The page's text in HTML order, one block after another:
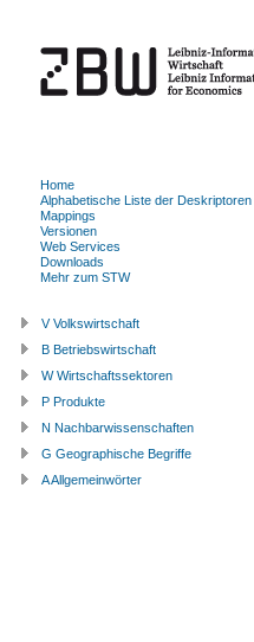
Home
Alphabetische Liste der Deskriptoren
Mappings
Versionen
Web Services
Downloads
Mehr zum STW
V Volkswirtschaft
B Betriebswirtschaft
W Wirtschaftssektoren
P Produkte
N Nachbarwissenschaften
G Geographische Begriffe
A Allgemeinwörter